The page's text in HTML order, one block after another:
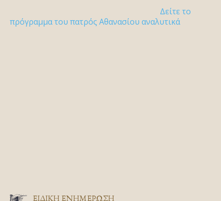
Δείτε το
πρόγραμμα του πατρός Αθανασίου αναλυτικά
ΕΙΔΙΚΉ ΕΝΗΜΈΡΩΣΗ